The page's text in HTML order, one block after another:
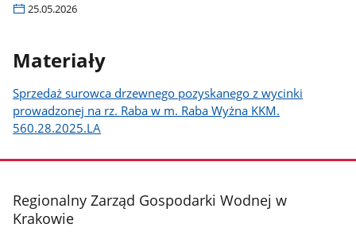
25.05.2026
Materiały
Sprzedaż surowca drzewnego pozyskanego z wycinki
prowadzonej na rz. Raba w m. Raba Wyżna KKM.
560.28.2025.LA
stopka
Regionalny Zarząd Gospodarki Wodnej w
Krakowie